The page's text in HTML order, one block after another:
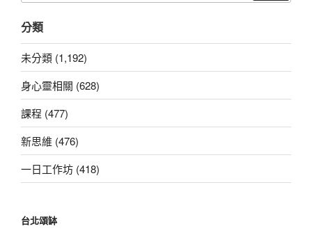
鍵
字:
分類
未分類 (1,192)
身心靈相關 (628)
課程 (477)
新思維 (476)
一日工作坊 (418)
台北頌缽